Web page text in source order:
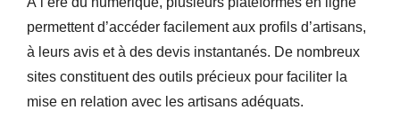
permettent d’accéder facilement aux profils d’artisans,
à leurs avis et à des devis instantanés. De nombreux
sites constituent des outils précieux pour faciliter la
mise en relation avec les artisans adéquats.